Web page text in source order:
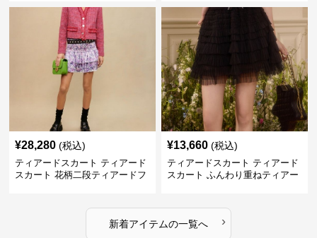
¥28,280 (税込)
ティアードスカート ティアード
スカート 花柄二段ティアードフ
¥13,660 (税込)
ティアードスカート ティアード
スカート ふんわり重ねティアー
新着アイテムの一覧へ ›